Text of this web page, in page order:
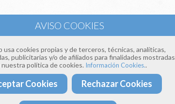
a los teléfonos:
correo electrónico a:
haciéndonos llegar el siguiente formulario:
usa cookies propias y de terceros, técnicas, analíticas,
publicitarias y/o de afiliados para finalidades mostradas
nuestra política de cookies. Información Cookies..
Cookies Rechazar Cookies